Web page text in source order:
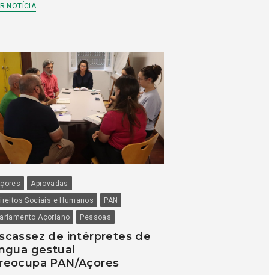
NOTÍCIA
Aprovadas
Sociais e Humanos
PAN
Açoriano
Pessoas
de intérpretes de
gestual
PAN/Açores